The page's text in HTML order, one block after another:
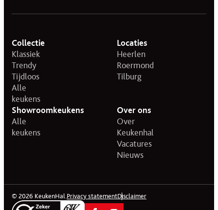
Collectie
Klassiek
Trendy
Tijdloos
Alle
keukens
Locaties
Heerlen
Roermond
Tilburg
Showroomkeukens
Alle
keukens
Over ons
Over
Keukenhal
Vacatures
Nieuws
© 2026 KeukenHal.Privacy statementDisclaimer